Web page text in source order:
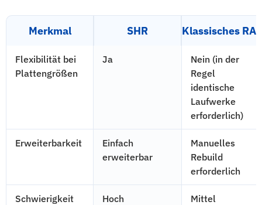
Merkmal SHR Klassisches
Flexibilität bei
Plattengrößen
Ja
Nein (in der
Regel
identische
Laufwerke
erforderlich)
Erweiterbarkeit
Einfach
erweiterbar
Manuelles
Rebuild
erforderlich
Schwierigkeit
Hoch
Mittel